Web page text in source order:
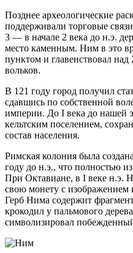
Позднее археологические
поддерживали торговые
3 — в начале 2 века до н.э.
место каменным. Ним в это
пунктом и главенствовал
вольков.
В 121 году город получил
сдавшись по собственной
империи. До I века до нашей
кельтским поселением,
состав населения.
Римская колония была
году до н.э., что полностью
При Октавиане, в I веке н.э.
свою монету с
Герб Нима содержит
крокодил у пальмового
символизировал